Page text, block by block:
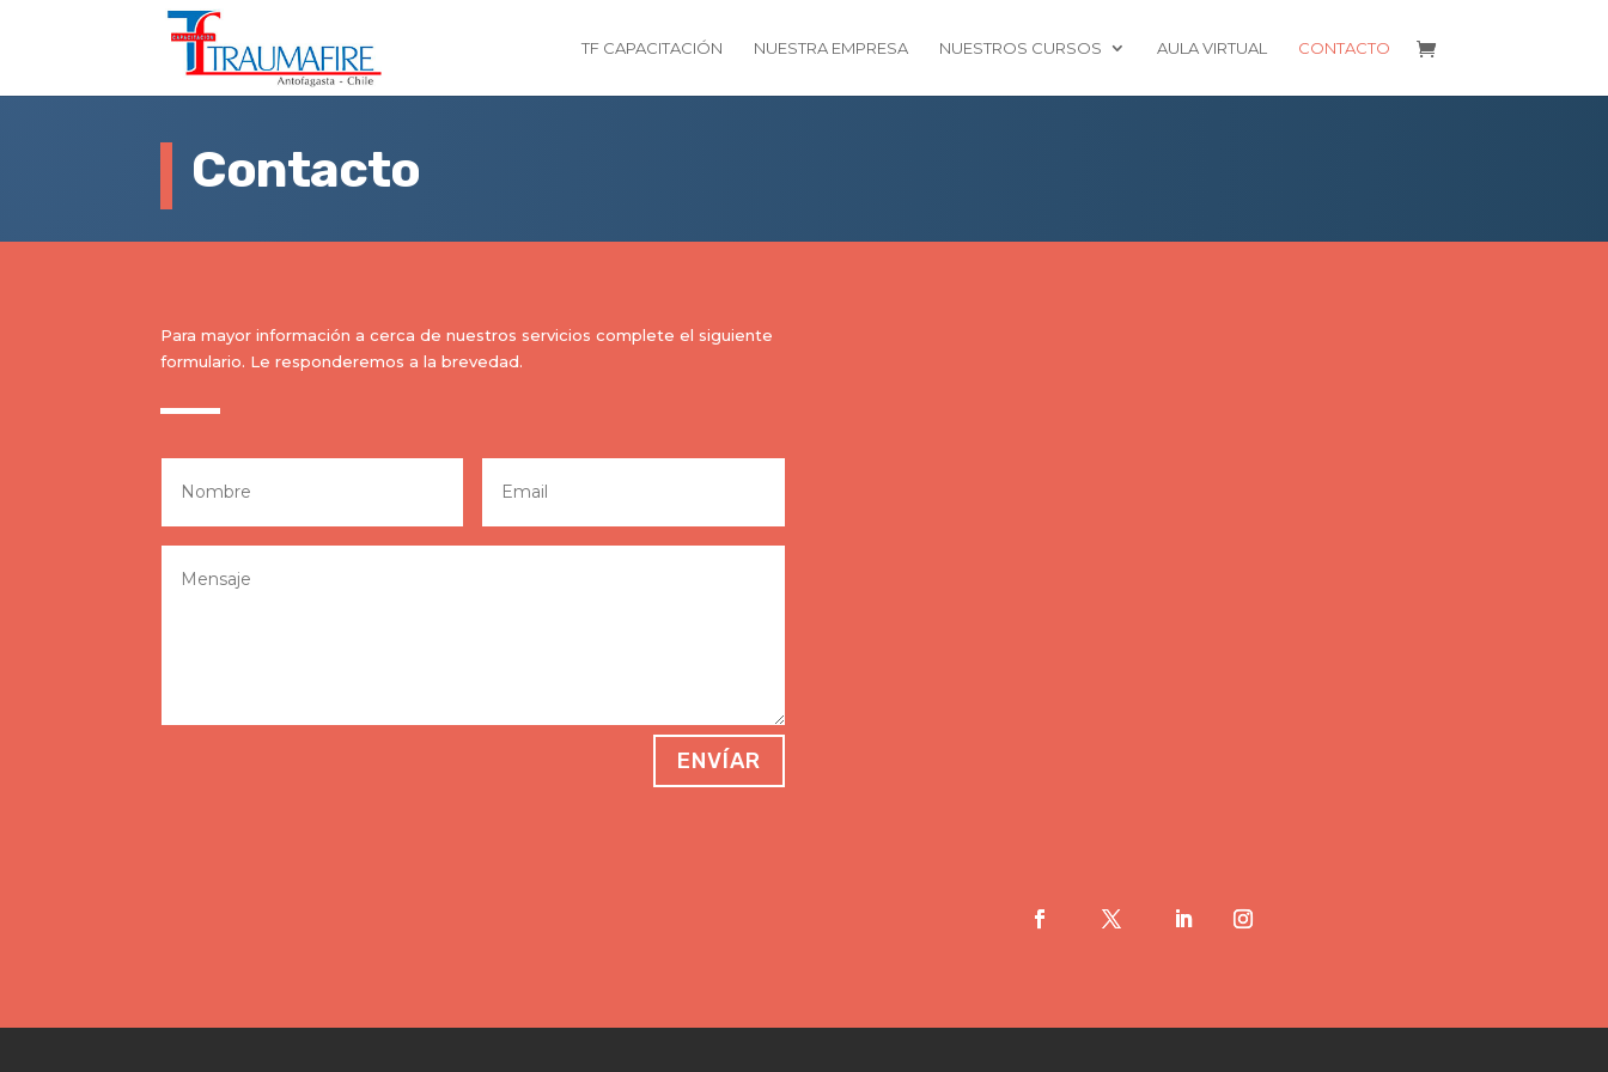
TF CAPACITACIÓN NUESTRA EMPRESA NUESTROS CURSOS AULA VIRTUAL CONTACTO
Contacto
Para mayor información a cerca de nuestros servicios complete el siguiente
formulario. Le responderemos a la brevedad.
ENVÍAR